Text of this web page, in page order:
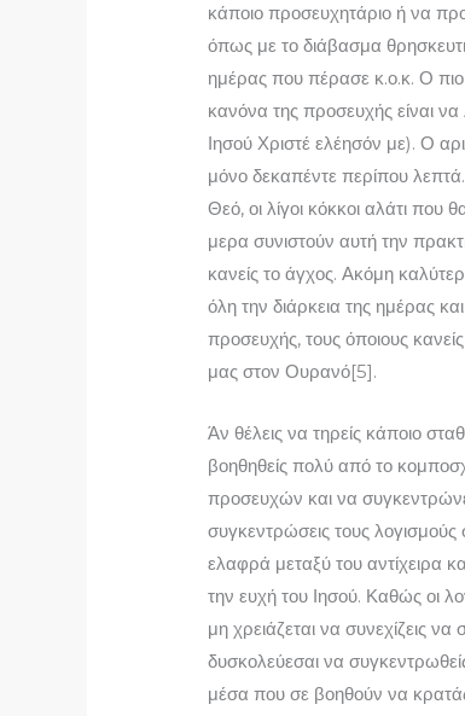
κάποιο προσευχητάριο ή να
όπως με το διάβασμα
ημέρας που πέρασε κ.ο.κ. Ο
κανόνα της προσευχής είναι να
Ιησού Χριστέ ελέησόν με). Ο
μόνο δεκαπέντε περίπου
Θεό, οι λίγοι κόκκοι αλάτι που
μερα συνιστούν αυτή την
κανείς το άγχος. Ακόμη
όλη την διάρ­κεια της ημέρας
προσευχής, τους όποιους
μας στον Ουρανό[5].
Άν θέλεις να τηρείς κάποιο
βοηθηθείς πολύ από το
προσευχών και να
συγκεντρώσεις τους
ελαφρά μεταξύ του αντίχειρα
την ευχή του Ιησού. Καθώς οι
μη χρειάζεται να συνεχίζεις
δυσκολεύεσαι να
μέσα που σε βοηθούν να